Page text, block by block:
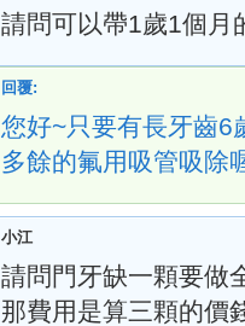
請問可以帶1歲1個月
回覆:
您好~只要有長牙齒6
多餘的氟用吸管吸除
小江
請問門牙缺一顆要做
那費用是算三顆的價